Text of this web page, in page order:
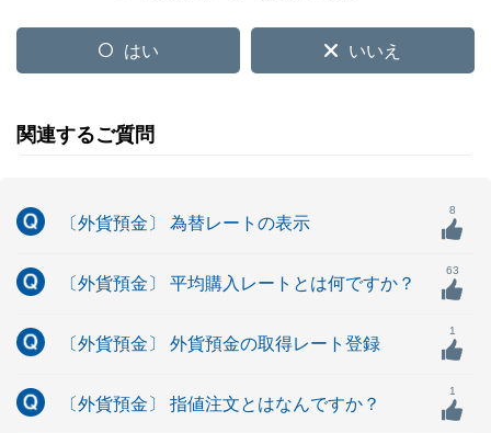
はい いいえ
関連するご質問
〔外貨預金〕 為替レートの表示
8
〔外貨預金〕 平均購入レートとは何ですか？
63
〔外貨預金〕 外貨預金の取得レート登録
1
〔外貨預金〕 指値注文とはなんですか？
1